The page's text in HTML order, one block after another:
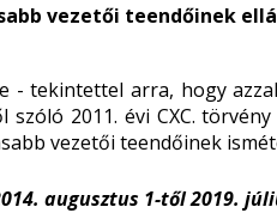
vezetői teendőinek
- tekintettel arra, hogy
2011. évi CXC.
vezetői teendőinek
augusztus 1-től 2019.